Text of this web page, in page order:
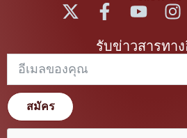
รับข่าวสารทาง
สมัคร